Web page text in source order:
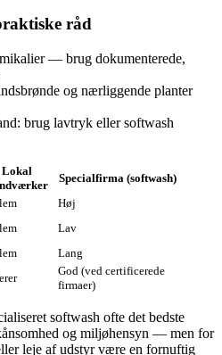
råd
— brug dokumenterede,
og nærliggende planter
brug lavtryk eller softwash
Lokal
Specialfirma (softwash)
Høj
Lav
Lang
God (ved certificerede
firmaer)
softwash ofte det bedste
og miljøhensyn — men for
leje af udstyr være en fornuftig